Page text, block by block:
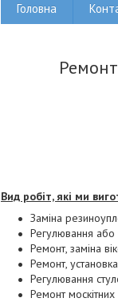
Головна
Вид робіт, які ми
Заміна
Регулювання або
Ремонт, заміна
Ремонт,
Регулювання
Ремонт москітних